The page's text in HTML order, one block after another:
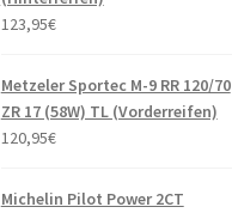
123,95€
Metzeler Sportec M-9 RR 120/70
ZR 17 (58W) TL (Vorderreifen)
120,95€
Michelin Pilot Power 2CT